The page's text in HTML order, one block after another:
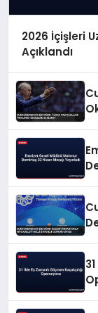
2026 İçişleri
Açıklandı